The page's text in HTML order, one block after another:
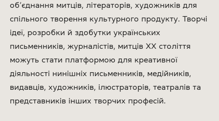
об’єднання митців, літераторів, художників для
спільного творення культурного продукту. Творчі
ідеї, розробки й здобутки українських
письменників, журналістів, митців ХХ століття
можуть стати платформою для креативної
діяльності нинішніх письменників, медійників,
видавців, художників, ілюстраторів, театралів та
представників інших творчих професій.